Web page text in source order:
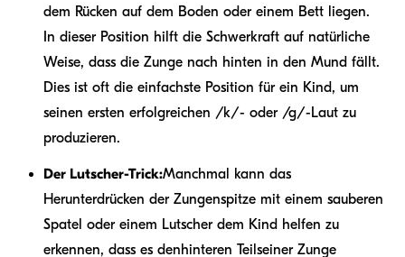
dem Rücken auf dem Boden oder einem Bett liegen.
In dieser Position hilft die Schwerkraft auf natürliche
Weise, dass die Zunge nach hinten in den Mund fällt.
Dies ist oft die einfachste Position für ein Kind, um
seinen ersten erfolgreichen /k/- oder /g/-Laut zu
produzieren.
Der Lutscher-Trick:Manchmal kann das
Herunterdrücken der Zungenspitze mit einem sauberen
Spatel oder einem Lutscher dem Kind helfen zu
erkennen, dass es denhinteren Teil seiner Zunge